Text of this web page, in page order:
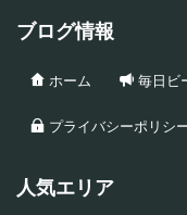
ブログ情報
ホーム 毎日ビ
プライバシーポリシ
人気エリア